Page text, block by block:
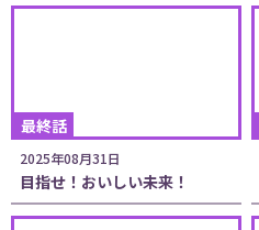
最終話
2025年08月31日
目指せ！おいしい未来！